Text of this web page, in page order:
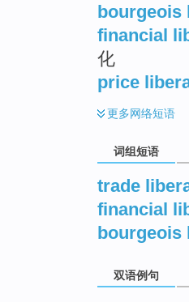
bourgeois
financial
化
price
更多网络短语
词组短语
trade
financial
bourgeois
双语例句